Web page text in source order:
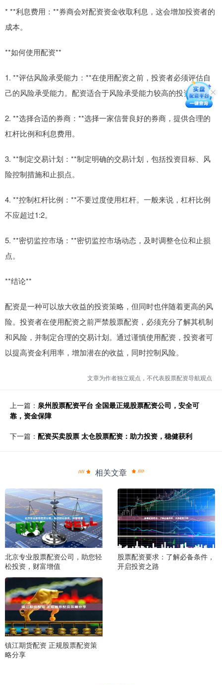
* **利息费用：**券商会对配资资金收取利息，这会增加投资者的
成本。
**如何使用配资**
1. **评估风险承受能力：**在使用配资之前，投资者必须评估自
己的风险承受能力。配资适合于风险承受能力较高的投资者。
2. **选择合适的券商：**选择一家信誉良好的券商，提供合理的
杠杆比例和利息费用。
3. **制定交易计划：**制定明确的交易计划，包括投资目标、风
险控制措施和止损点。
4. **控制杠杆比例：**不要过度使用杠杆。一般来说，杠杆比例
不应超过1:2。
5. **密切监控市场：**密切监控市场动态，及时调整仓位和止损
点。
**结论**
配资是一种可以放大收益的投资策略，但同时也伴随着更高的风
险。投资者在使用配资之前严禁股票配资，必须充分了解其机制
和风险，并制定合理的交易计划。通过谨慎使用配资，投资者可
以提高资金利用率，增加潜在的收益，同时控制风险。
文章为作者独立观点，不代表股票配资导航观点
上一篇： 泉州股票配资平台 全国最正规股票配资公司，安全可
靠，资金保障
下一篇： 配资买卖股票 太仓股票配资：助力投资，稳健获利
相关文章
北京专业股票配资公司，助您轻
松投资，财富增值
股票配资要求：了解必备条件，
开启投资之路
镇江期货配资 正规股票配资策
略分享